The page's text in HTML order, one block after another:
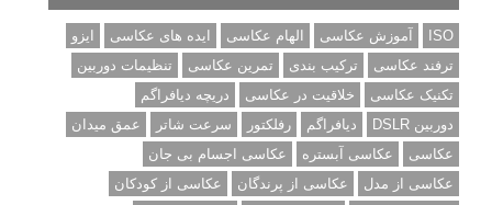
ISO آموزش عکاسی الهام عکاسی ایده های عکاسی
ایزو
ترفند عکاسی
ترکیب بندی تمرین عکاسی
تنظیمات دوربین
تکنیک عکاسی
خلاقیت در عکاسی
دریچه دیافراگم
دوربین DSLR
دیافراگم رفلکتور سرعت شاتر
عمق میدان
عکاسی
عکاسی آبستره
عکاسی اجسام بی جان
عکاسی از مدل
عکاسی از پرندگان
عکاسی از کودکان